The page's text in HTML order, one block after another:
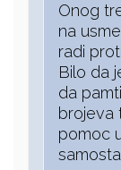
Onog
na
radi
Bilo da
da
brojeva
pomoc